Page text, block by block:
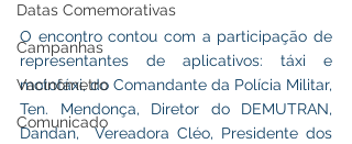
Datas Comemorativas
Campanhas
Vacinômetro
Comunicado
O encontro contou com a participação de
representantes de aplicativos: táxi e
mototáxi, do Comandante da Polícia Militar,
Ten. Mendonça, Diretor do DEMUTRAN,
Dandan,  Vereadora Cléo, Presidente dos